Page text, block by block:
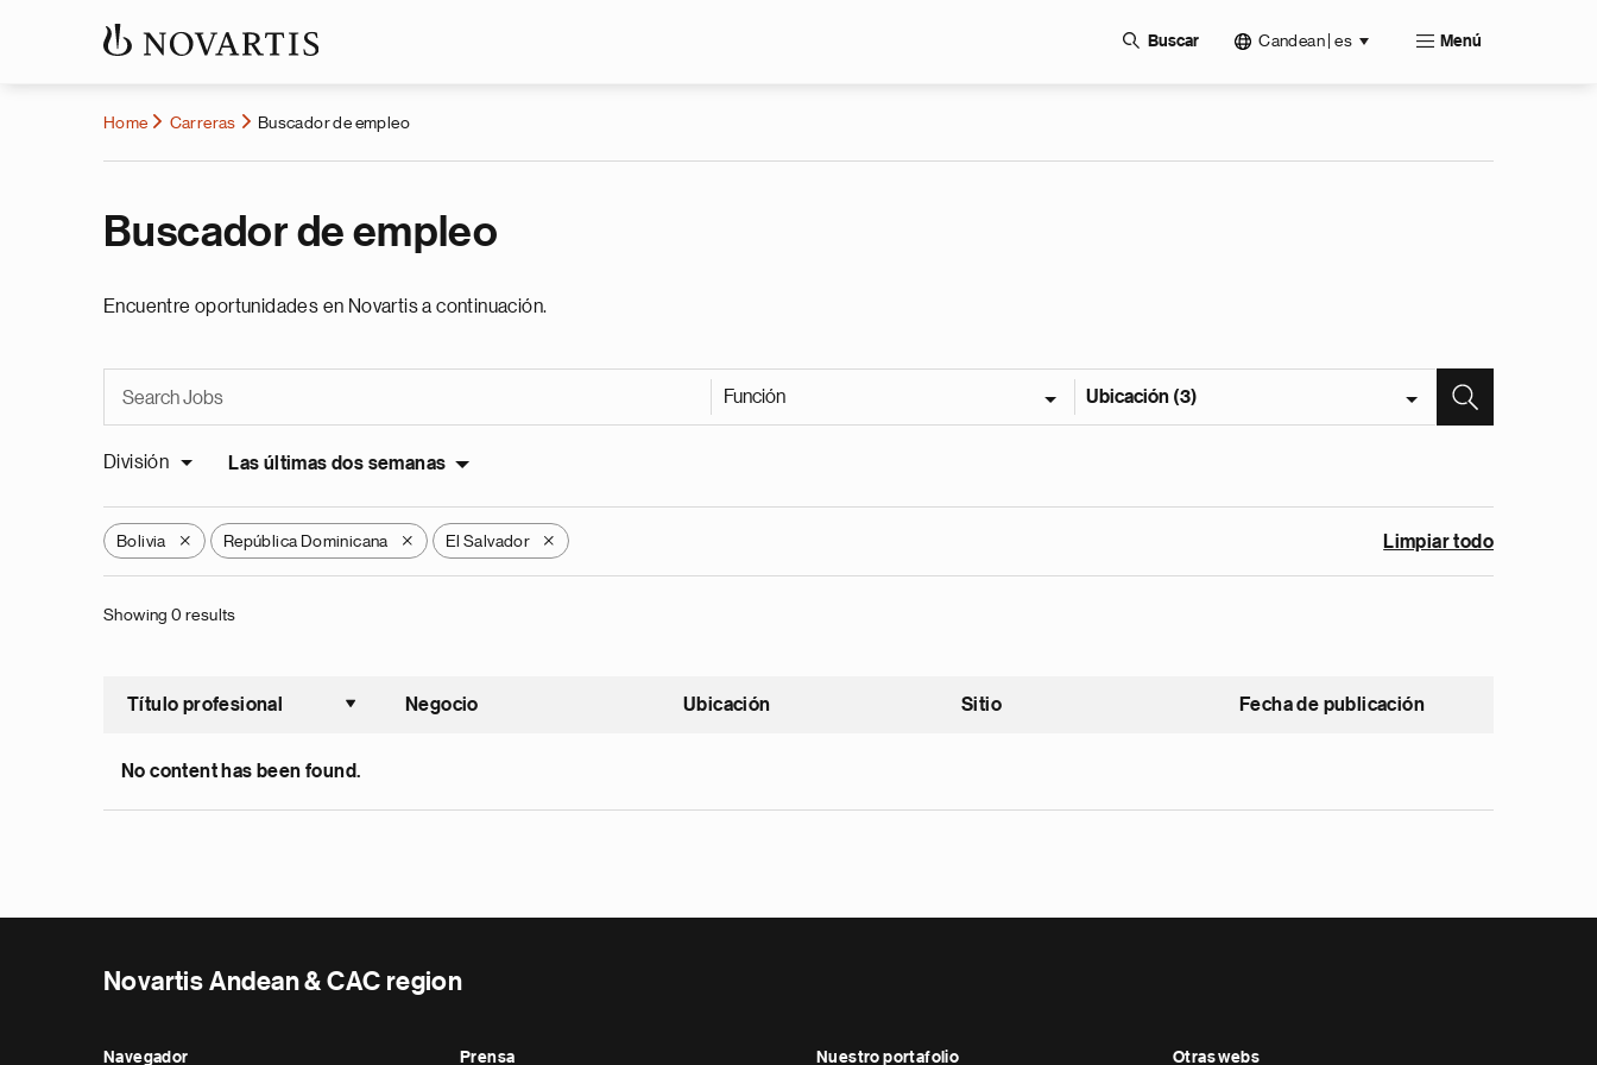
Buscar Candean | es Menú
Home Carreras Buscador de empleo
Buscador de empleo
Encuentre oportunidades en Novartis a continuación.
Función Ubicación (3)
División Las últimas dos semanas
Bolivia X República Dominicana X El Salvador X Limpiar todo
Showing 0 results
Título profesional
Ordenar ascendente
Negocio Ubicación Sitio Fecha de publicación
No content has been found.
Novartis Andean & CAC region
Navegador Prensa Nuestro portafolio Otras webs